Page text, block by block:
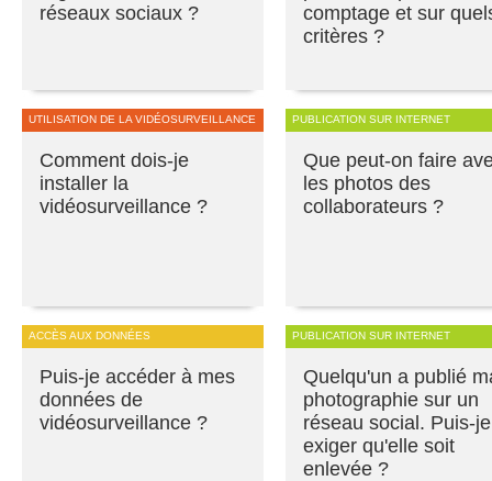
réseaux sociaux ?
comptage et sur
critères ?
UTILISATION DE LA VIDÉOSURVEILLANCE
Comment dois-je
installer la
vidéosurveillance ?
PUBLICATION SUR INTERNET
Que peut-on faire
les photos des
collaborateurs ?
ACCÈS AUX DONNÉES
Puis-je accéder à mes
données de
vidéosurveillance ?
PUBLICATION SUR INTERNET
Quelqu'un a publié
photographie sur un
réseau social. Puis-je
exiger qu'elle soit
enlevée ?